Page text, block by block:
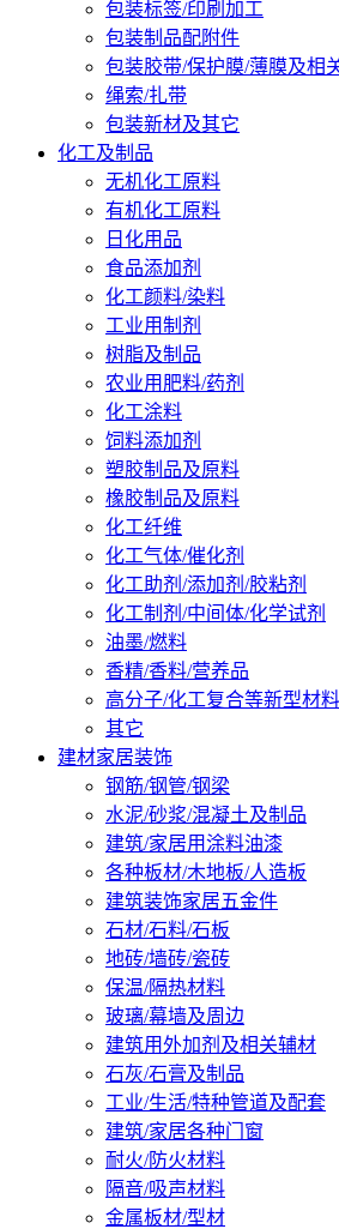
包装标签/印刷加工
包装制品配附件
包装胶带/保护膜/薄膜及相
绳索/扎带
包装新材及其它
化工及制品
无机化工原料
有机化工原料
日化用品
食品添加剂
化工颜料/染料
工业用制剂
树脂及制品
农业用肥料/药剂
化工涂料
饲料添加剂
塑胶制品及原料
橡胶制品及原料
化工纤维
化工气体/催化剂
化工助剂/添加剂/胶粘剂
化工制剂/中间体/化学试剂
油墨/燃料
香精/香料/营养品
高分子/化工复合等新型材料
其它
建材家居装饰
钢筋/钢管/钢梁
水泥/砂浆/混凝土及制品
建筑/家居用涂料油漆
各种板材/木地板/人造板
建筑装饰家居五金件
石材/石料/石板
地砖/墙砖/瓷砖
保温/隔热材料
玻璃/幕墙及周边
建筑用外加剂及相关辅材
石灰/石膏及制品
工业/生活/特种管道及配套
建筑/家居各种门窗
耐火/防火材料
隔音/吸声材料
金属板材/型材